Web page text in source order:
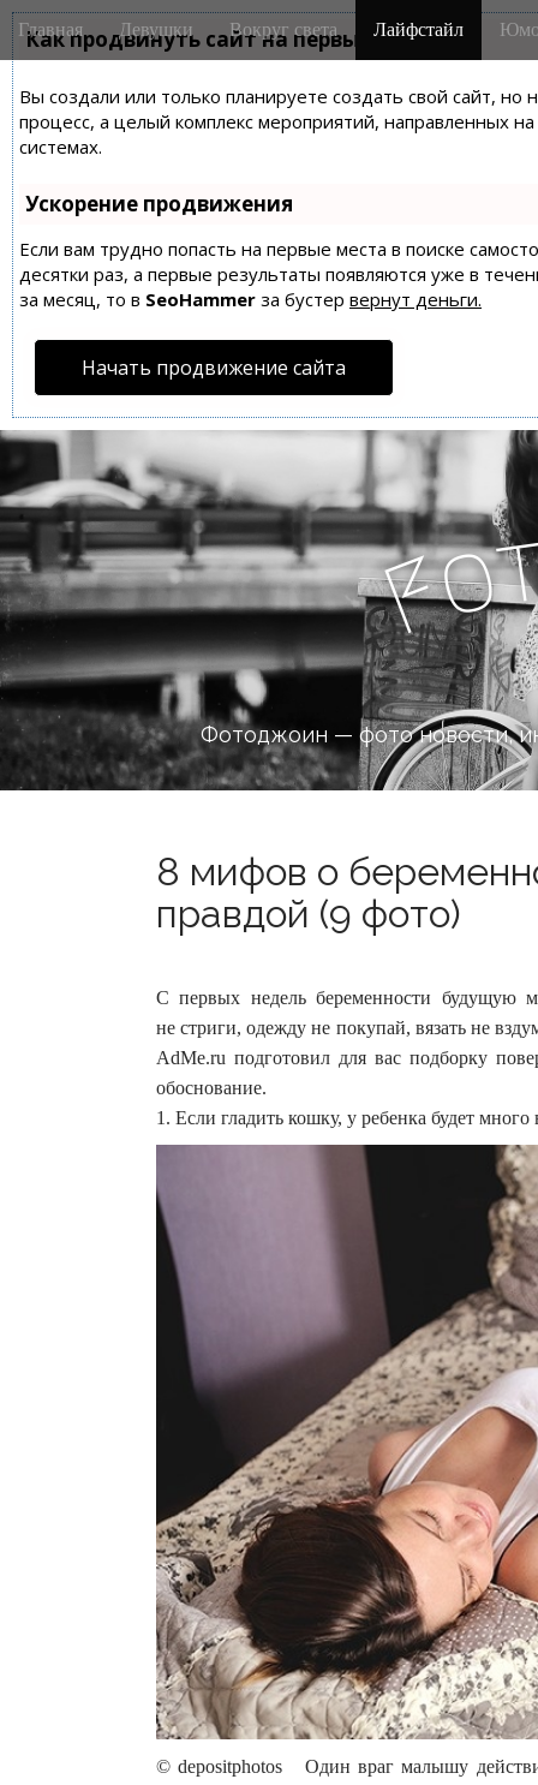
Как продвинуть сайт на первые места?
Вы создали или только планируете создать свой сайт,
процесс, а целый комплекс мероприятий, направленных
системах.
Ускорение продвижения
Если вам трудно попасть на первые места в поиске
десятки раз, а первые результаты появляются уже в
за месяц, то в SeoHammer за бустер вернут деньги.
Начать продвижение сайта
M
a
n
m
e
n
u
i
Главная Девушки Вокруг света Лайфстайл
Fo
Фотоджоин — фото новости,
8 мифов о
правдой (9 фото)
С первых недель беременности будущую
не стриги, одежду не покупай, вязать не
AdMe.ru подготовил для вас подборку
обоснование.
1. Если гладить кошку, у ребенка будет много
© depositphotos Один враг малышу